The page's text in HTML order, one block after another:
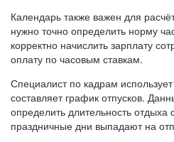
Календарь также важен для
нужно точно определить норму
корректно начислить зарплату
оплату по часовым ставкам.
Специалист по кадрам
составляет график отпусков.
определить длительность отдыха
праздничные дни выпадают на